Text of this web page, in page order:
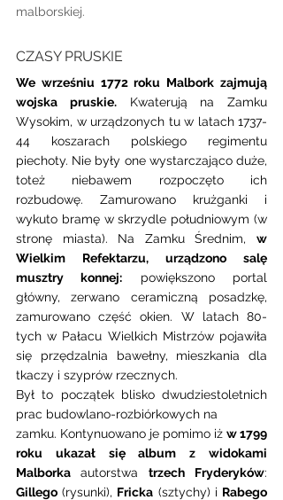
malborskiej.
CZASY PRUSKIE
We wrześniu 1772 roku Malbork zajmują
wojska pruskie. Kwaterują na Zamku
Wysokim, w urządzonych tu w latach 1737-
44 koszarach polskiego regimentu
piechoty. Nie były one wystarczająco duże,
toteż niebawem rozpoczęto ich
rozbudowę. Zamurowano krużganki i
wykuto bramę w skrzydle południowym (w
stronę miasta). Na Zamku Średnim, w
Wielkim Refektarzu, urządzono salę
musztry konnej: powiększono portal
główny, zerwano ceramiczną posadzkę,
zamurowano część okien. W latach 80-
tych w Pałacu Wielkich Mistrzów pojawiła
się przędzalnia bawełny, mieszkania dla
tkaczy i szyprów rzecznych.
Był to początek blisko dwudziestoletnich
prac budowlano-rozbiórkowych na
zamku. Kontynuowano je pomimo iż w 1799
roku ukazał się album z widokami
Malborka autorstwa trzech Fryderyków
Gillego (rysunki), Fricka (sztychy) i Rabego